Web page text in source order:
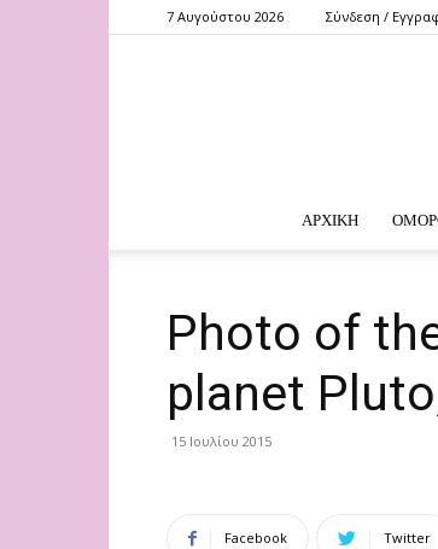
7 Αυγούστου 2026 Σύνδεση /
ΑΡΧΙΚΗ
Photo of
planet
15 Ιουλίου 2015
Facebook Twitter